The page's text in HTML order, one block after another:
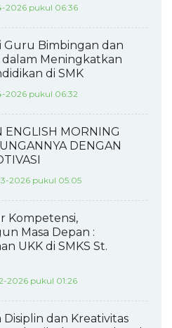
2026 pukul 06:36
Guru Bimbingan dan
dalam Meningkatkan
di SMK
2026 pukul 06:32
ENGLISH MORNING
DENGAN
2026 pukul 05:05
Kompetensi,
Masa Depan :
UKK di SMKS St.
2026 pukul 01:26
Disiplin dan Kreativitas